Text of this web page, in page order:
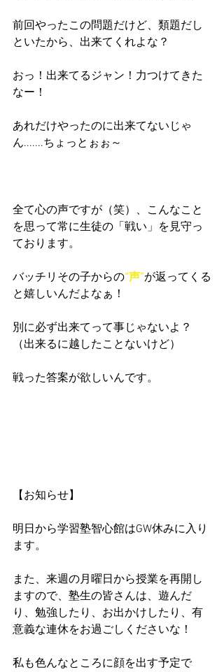
前回やったこの問題だけど、類題だし
といたから、出来てくれよな？
おっ！出来てるジャン！力つけてきた
なー！
あれだけやったのに出来てないじゃ
ん.......ちょっとぉぉ～
全て心の声ですが（笑）、こんなこと
を思って常に生徒の「戦い」を見守っ
ております。
バッチリその子からの“声”が返ってくる
と嬉しいんだよなぁ！
別に必ず出来てって事じゃないよ？
（出来るに越したことないけど）
戦った答案が欲しいんです。
【お知らせ】
明日から学習塾智心館はGW休みに入り
ます。
また、来週の月曜日から授業を再開し
ますので、塾生の皆さんは、遊んだ
り、勉強したり、お出かけしたり、有
意義な連休をお過ごしくださいな！
私も色んなところに顔を出す予定で